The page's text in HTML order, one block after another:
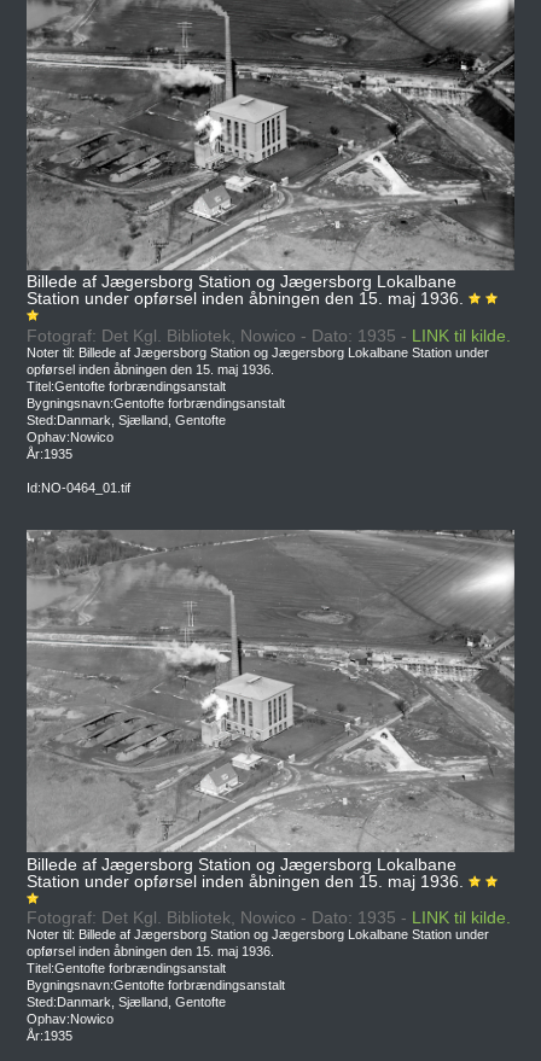
Billede af Jægersborg Station og Jægersborg Lokalbane
Station under opførsel inden åbningen den 15. maj 1936.
Fotograf: Det Kgl. Bibliotek, Nowico - Dato: 1935 - LINK til kilde.
Noter til: Billede af Jægersborg Station og Jægersborg Lokalbane Station under
opførsel inden åbningen den 15. maj 1936.
Titel:Gentofte forbrændingsanstalt
Bygningsnavn:Gentofte forbrændingsanstalt
Sted:Danmark, Sjælland, Gentofte
Ophav:Nowico
År:1935
Id:NO-0464_01.tif
Billede af Jægersborg Station og Jægersborg Lokalbane
Station under opførsel inden åbningen den 15. maj 1936.
Fotograf: Det Kgl. Bibliotek, Nowico - Dato: 1935 - LINK til kilde.
Noter til: Billede af Jægersborg Station og Jægersborg Lokalbane Station under
opførsel inden åbningen den 15. maj 1936.
Titel:Gentofte forbrændingsanstalt
Bygningsnavn:Gentofte forbrændingsanstalt
Sted:Danmark, Sjælland, Gentofte
Ophav:Nowico
År:1935